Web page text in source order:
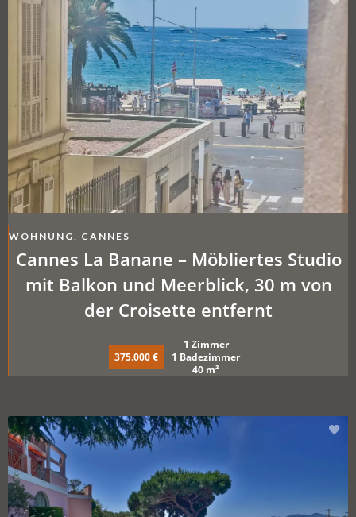
WOHNUNG, CANNES
Cannes La Banane – Möbliertes Studio
mit Balkon und Meerblick, 30 m von
der Croisette entfernt
375.000 €
1 Zimmer
1 Badezimmer
40 m²